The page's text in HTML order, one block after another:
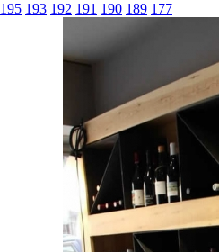
195 193 192 191 190 189 177